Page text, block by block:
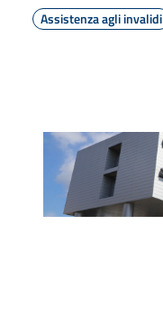
Assistenza agli invalidi